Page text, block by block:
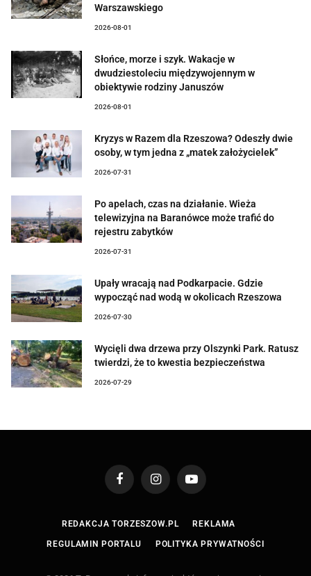
Warszawskiego
2026-08-01
Słońce, morze i szyk. Wakacje w
dwudziestoleciu międzywojennym w
obiektywie rodziny Januszów
2026-08-01
Kryzys w Razem dla Rzeszowa? Odeszły dwie
osoby, w tym jedna z „matek założycielek”
2026-07-31
Po apelach, czas na działanie. Wieża
telewizyjna na Baranówce może trafić do
rejestru zabytków
2026-07-31
Upały wracają nad Podkarpacie. Gdzie
wypocząć nad wodą w okolicach Rzeszowa
2026-07-30
Wycięli dwa drzewa przy Olszynki Park. Ratusz
twierdzi, że to kwestia bezpieczeństwa
2026-07-29
FacebookInstagramYouTube
REDAKCJA TORZESZOW.PL REKLAMA
REGULAMIN PORTALU POLITYKA PRYWATNOŚCI